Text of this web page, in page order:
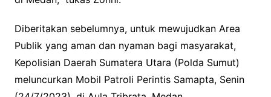
Diberitakan sebelumnya, untuk mewujudkan Area
Publik yang aman dan nyaman bagi masyarakat,
Kepolisian Daerah Sumatera Utara (Polda Sumut)
meluncurkan Mobil Patroli Perintis Samapta, Senin